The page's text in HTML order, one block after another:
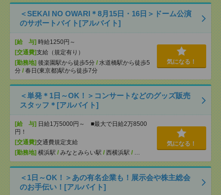
＜SEKAI NO OWARI＊8月15日・16日＞ドーム公演
のサポートバイト[アルバイト]
[給 与] 時給1250円～
[交通費]支給（規定有り）
[勤務地] 後楽園駅から徒歩5分 / 水道橋駅から徒歩5
分 / 春日(東京都)駅から徒歩7分
気になる！
＜単発＊1日～OK！＞コンサートなどのグッズ販売
スタッフ＊[アルバイト]
[給 与] 日給1万5000円～ ■最大で日給2万8500
円！
[交通費]交通費規定支給
[勤務地] 横浜駅 / みなとみらい駅 / 西横浜駅 / …
気になる！
＜1日～OK！＞あの有名企業も！展示会や株主総会
のお手伝い！[アルバイト]